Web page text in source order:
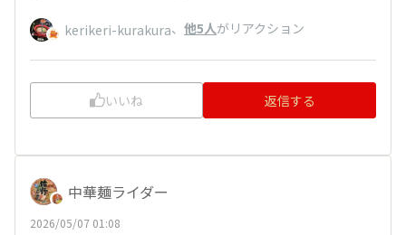
kerikeri-kurakura、 他5人がリアクション
いいね 返信する
中華麺ライダー
2026/05/07 01:08